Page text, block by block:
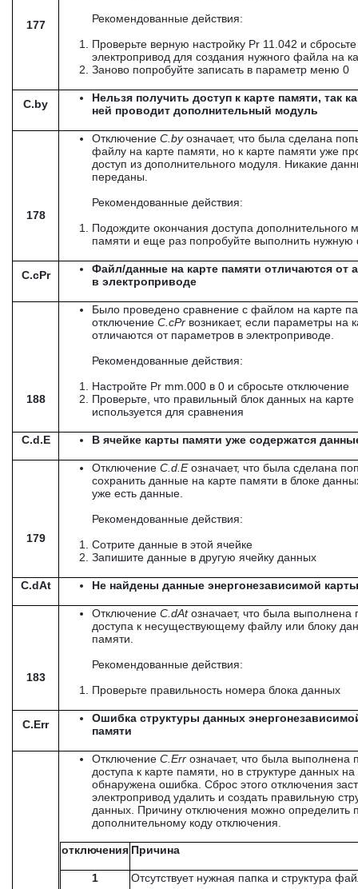
177
Рекомендованные действия:
Проверьте верную настройку Pr 11.042 и сбросьте
электропривод для создания нужного файла на
Заново попробуйте записать в параметр меню 0
C.by
Нельзя получить доступ к карте памяти, так
ней проводит дополнительный модуль
178
Отключение C byозначает, что была сделана
файлу на карте памяти, но к карте памяти уже
доступ из дополнительного модуля. Никакие
переданы.
Рекомендованные действия:
Подождите окончания доступа дополнительного
памяти и еще раз попробуйте выполнить
C.cPr
Файл/данные на карте памяти отличаются от
в электроприводе
188
Было проведено сравнение с файлом на карте
отключение C cPr возникает, если параметры на
отличаются от параметров в электроприводе.
Рекомендованные действия:
Настройте Pr mm.000 в 0 и сбросьте отключение
Проверьте, что правильный блок данных на
используется для сравнения
C.d.E В ячейке карты памяти уже содержатся
179
Отключение C d Eозначает, что была сделана
сохранить данные на карте памяти в блоке
уже есть данные.
Рекомендованные действия:
Сотрите данные в этой ячейке
Запишите данные в другую ячейку данных
C.dAt Не найдены данные энергонезависимой
183
Отключение C dAtозначает, что была выполнена
доступа к несуществующему файлу или блоку
памяти.
Рекомендованные действия:
Проверьте правильность номера блока данных
C.Err
Ошибка структуры данных
памяти
Отключение C Err означает, что была выполнена
доступа к карте памяти, но в структуре данных
обнаружена ошибка. Сброс этого отключения
электропривод удалить и создать правильную
данных. Причину отключения можно определить
дополнительному коду отключения.
отключения Причина
1 Отсутствует нужная папка и структура